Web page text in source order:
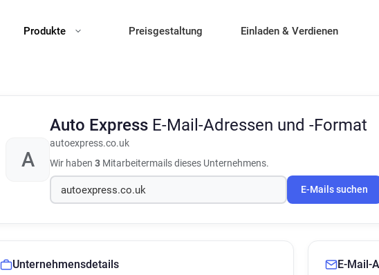
Produkte Preisgestaltung Einladen & Verdienen
A
Auto Express E-Mail-Adressen und -Format
autoexpress.co.uk
Wir haben 3 Mitarbeitermails dieses Unternehmens.
E-Mails suchen
Unternehmensdetails E-Mail-